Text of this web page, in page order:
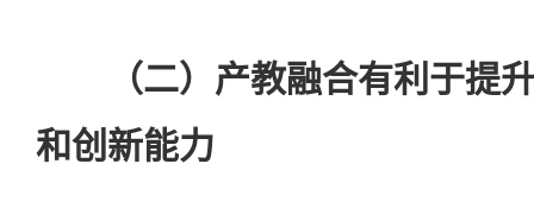
（二）产教融合有利于提升
和创新能力